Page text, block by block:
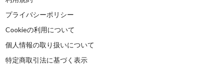
プライバシーポリシー
Cookieの利用について
個人情報の取り扱いについて
特定商取引法に基づく表示